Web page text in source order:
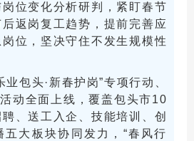
位变化分析研判，紧盯春节
返岗复工趋势，提前完善应
位，坚决守住不发生规模性
业包头·新春护岗”专项行动、
动全面上线，覆盖包头市10
、送工入企、技能培训、创
五大板块协同发力，“春风行